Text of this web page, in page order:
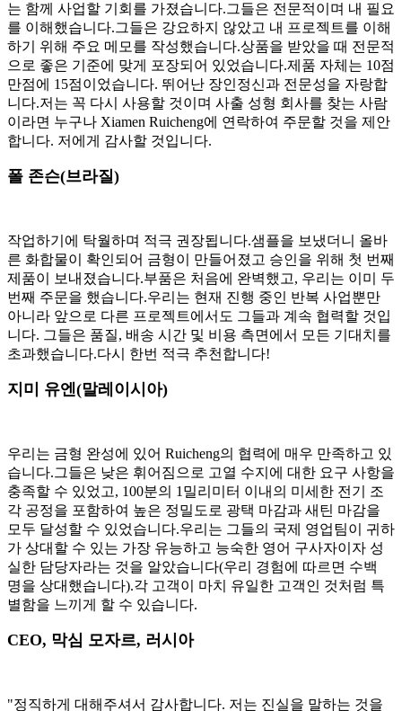
는 함께 사업할 기회를 가졌습니다.그들은 전문적이며 내 필요
를 이해했습니다.그들은 강요하지 않았고 내 프로젝트를 이해
하기 위해 주요 메모를 작성했습니다.상품을 받았을 때 전문적
으로 좋은 기준에 맞게 포장되어 있었습니다.제품 자체는 10점
만점에 15점이었습니다. 뛰어난 장인정신과 전문성을 자랑합
니다.저는 꼭 다시 사용할 것이며 사출 성형 회사를 찾는 사람
이라면 누구나 Xiamen Ruicheng에 연락하여 주문할 것을 제안
합니다. 저에게 감사할 것입니다.
폴 존슨(브라질)
작업하기에 탁월하며 적극 권장됩니다.샘플을 보냈더니 올바
른 화합물이 확인되어 금형이 만들어졌고 승인을 위해 첫 번째
제품이 보내졌습니다.부품은 처음에 완벽했고, 우리는 이미 두
번째 주문을 했습니다.우리는 현재 진행 중인 반복 사업뿐만
아니라 앞으로 다른 프로젝트에서도 그들과 계속 협력할 것입
니다. 그들은 품질, 배송 시간 및 비용 측면에서 모든 기대치를
초과했습니다.다시 한번 적극 추천합니다!
지미 유엔(말레이시아)
우리는 금형 완성에 있어 Ruicheng의 협력에 매우 만족하고 있
습니다.그들은 낮은 휘어짐으로 고열 수지에 대한 요구 사항을
충족할 수 있었고, 100분의 1밀리미터 이내의 미세한 전기 조
각 공정을 포함하여 높은 정밀도로 광택 마감과 새틴 마감을
모두 달성할 수 있었습니다.우리는 그들의 국제 영업팀이 귀하
가 상대할 수 있는 가장 유능하고 능숙한 영어 구사자이자 성
실한 담당자라는 것을 알았습니다(우리 경험에 따르면 수백
명을 상대했습니다).각 고객이 마치 유일한 고객인 것처럼 특
별함을 느끼게 할 수 있습니다.
CEO, 막심 모자르, 러시아
"정직하게 대해주셔서 감사합니다. 저는 진실을 말하는 것을